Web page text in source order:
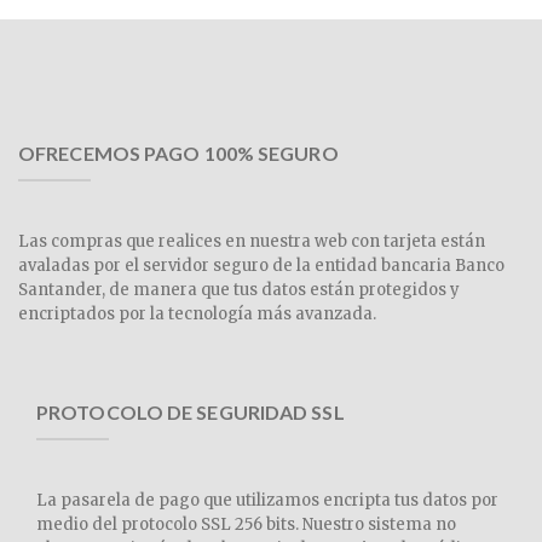
OFRECEMOS PAGO 100% SEGURO
Las compras que realices en nuestra web con tarjeta están
avaladas por el servidor seguro de la entidad bancaria Banco
Santander, de manera que tus datos están protegidos y
encriptados por la tecnología más avanzada.
PROTOCOLO DE SEGURIDAD SSL
La pasarela de pago que utilizamos encripta tus datos por
medio del protocolo SSL 256 bits. Nuestro sistema no